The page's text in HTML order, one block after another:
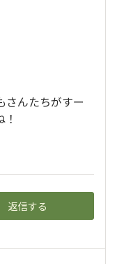
さんたちがすー
返信する